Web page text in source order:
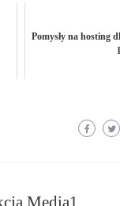
Pomysły na hosting